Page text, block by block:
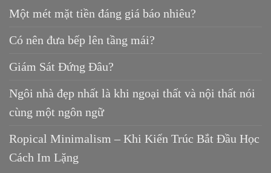
Một mét mặt tiền đáng giá báo nhiêu?
Có nên đưa bếp lên tầng mái?
Giám Sát Đứng Đâu?
Ngôi nhà đẹp nhất là khi ngoại thất và nội thất nói
cùng một ngôn ngữ
Ropical Minimalism – Khi Kiến Trúc Bắt Đầu Học
Cách Im Lặng